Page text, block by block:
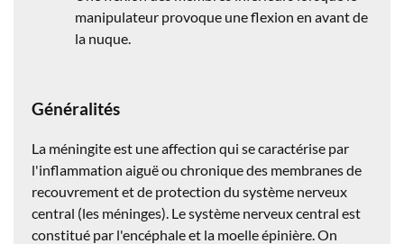
manipulateur provoque une flexion en avant de
la nuque.
Généralités
La méningite est une affection qui se caractérise par
l'inflammation aiguë ou chronique des membranes de
recouvrement et de protection du système nerveux
central (les méninges). Le système nerveux central est
constitué par l'encéphale et la moelle épinière. On